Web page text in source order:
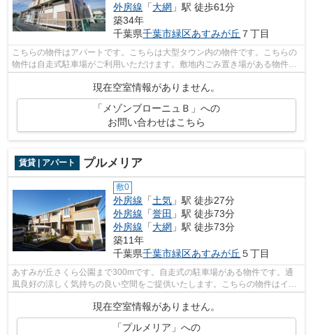
外房線 「大網 」駅 徒歩61分
築34年
千葉県千葉市緑区あすみが丘 ７丁目
こちらの物件はアパートです。こちらは大型タウン内の物件です。こちらの
物件は自走式駐車場がご利用いただけます。敷地内ごみ置き場がある物件で
現在空室情報がありません。
「メゾンブローニュＢ」への
お問い合わせはこちら
賃貸 | アパート プルメリア
敷0
外房線 「土気 」駅 徒歩27分
外房線 「誉田 」駅 徒歩73分
外房線 「大網 」駅 徒歩73分
築11年
千葉県千葉市緑区あすみが丘 ５丁目
あすみが丘さくら公園まで300mです。自走式の駐車場がある物件です。通
風良好の涼しく気持ちの良い空間をご提供いたします。こちらの物件はイン
ターネットをご利用いただけます。不動...
現在空室情報がありません。
「プルメリア」への